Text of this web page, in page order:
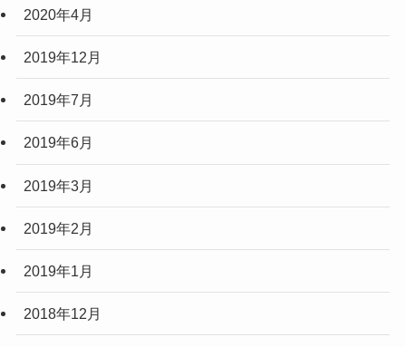
2020年4月
2019年12月
2019年7月
2019年6月
2019年3月
2019年2月
2019年1月
2018年12月